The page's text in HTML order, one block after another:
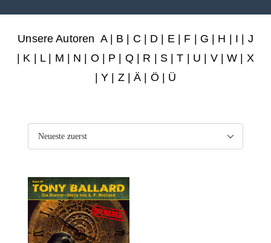
Unsere Autoren A| B C D E| F G H I
J
K L| M N O P Q| R S |T U V|W
X
Y Z|Ä | Ö | Ü